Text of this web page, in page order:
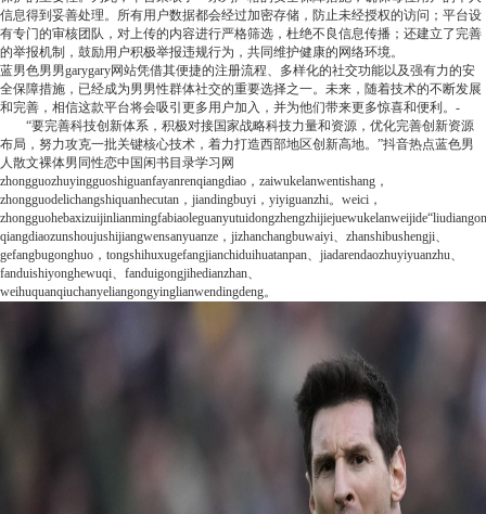
信息得到妥善处理。所有用户数据都会经过加密存储，防止未经授权的访问；平台设
有专门的审核团队，对上传的内容进行严格筛选，杜绝不良信息传播；还建立了完善
的举报机制，鼓励用户积极举报违规行为，共同维护健康的网络环境。
蓝男色男男garygary网站凭借其便捷的注册流程、多样化的社交功能以及强有力的安
全保障措施，已经成为男男性群体社交的重要选择之一。未来，随着技术的不断发展
和完善，相信这款平台将会吸引更多用户加入，并为他们带来更多惊喜和便利。 -
“要完善科技创新体系，积极对接国家战略科技力量和资源，优化完善创新资源
布局，努力攻克一批关键核心技术，着力打造西部地区创新高地。”抖音热点蓝色男
人散文裸体男同性恋中国闲书目录学习网
zhongguozhuyingguoshiguanfayanrenqiangdiao，zaiwukelanwentishang，
zhongguodelichangshiquanhecutan，jiandingbuyi，yiyiguanzhi。weici，
qiangdiaozunshoujushijiangwensanyuanze，jizhanchangbuwaiyi、zhanshibushengji、
gefangbugonghuo，tongshihuxugefangjianchiduihuatanpan、jiadarendaozhuyiyuanzhu、
fanduishiyonghewuqi、fanduigongjihedianzhan、
weihuquanqiuchanyeliangongyinglianwendingdeng。